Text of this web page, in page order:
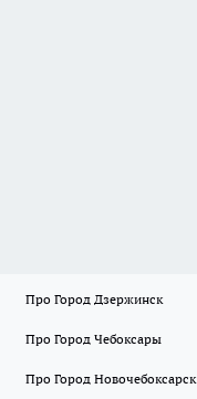
Про Город Дзержинск
Про Город Чебоксары
Про Город Новочебоксарск